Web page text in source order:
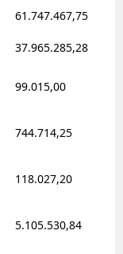
61.747.467,75
37.965.285,28
99.015,00
744.714,25
118.027,20
5.105.530,84